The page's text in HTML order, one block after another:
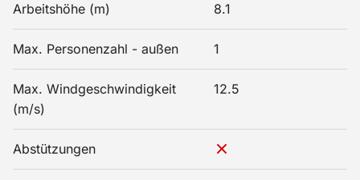
Arbeitshöhe (m) 8.1
Max. Personenzahl - außen 1
Max. Windgeschwindigkeit
(m/s)
12.5
Abstützungen